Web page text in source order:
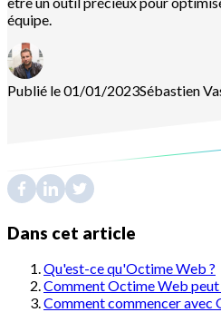
équipe.
Publié le 01/01/2023Sébastien
Dans cet article
Qu'est-ce qu'Octime Web ?
Comment Octime Web
Comment commencer avec